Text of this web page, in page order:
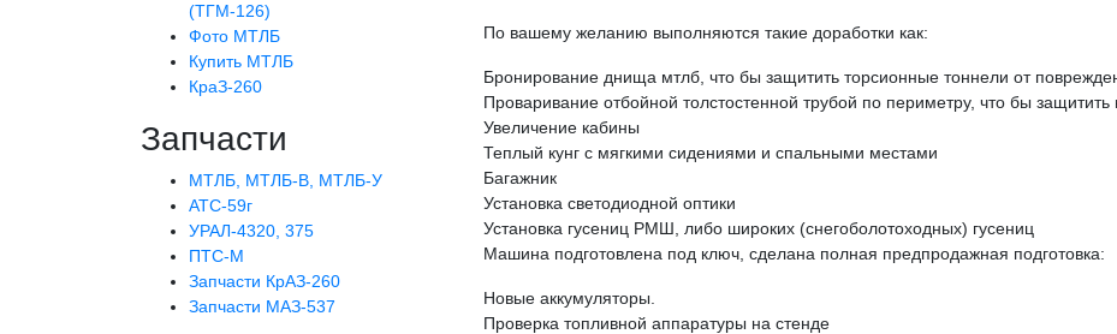
(ТГМ-126)
Фото МТЛБ
Купить МТЛБ
КраЗ-260
Запчасти
МТЛБ, МТЛБ-В, МТЛБ-У
АТС-59г
УРАЛ-4320, 375
ПТС-М
Запчасти КрАЗ-260
Запчасти МАЗ-537
По вашему желанию выполняются такие доработки как:
Бронирование днища мтлб, что бы защитить торсионные тоннели от
Проваривание отбойной толстостенной трубой по периметру, что бы защитить
Увеличение кабины
Теплый кунг с мягкими сидениями и спальными местами
Багажник
Установка светодиодной оптики
Установка гусениц РМШ, либо широких (снегоболотоходных) гусениц
Машина подготовлена под ключ, сделана полная предпродажная подготовка:
Новые аккумуляторы.
Проверка топливной аппаратуры на стенде